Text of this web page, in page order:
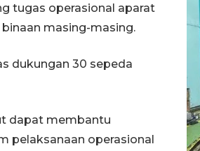
tugas operasional aparat
masing-masing.
dukungan 30 sepeda
dapat membantu
pelaksanaan operasional